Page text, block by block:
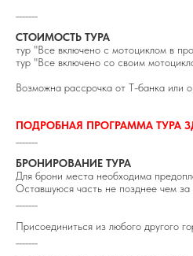
СТОИМОСТЬ ТУРА
тур "Все включено с мотоциклом в
тур "Все включено со своим
Возможна рассрочка от Т-банка или
ПОДРОБНАЯ ПРОГРАММА ТУРА
БРОНИРОВАНИЕ ТУРА
Для брони места необходима
Оставшуюся часть не позднее чем
Присоединиться из любого другого